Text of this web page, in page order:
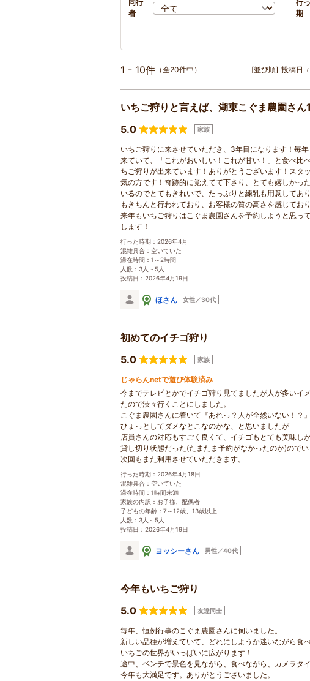
同行
者
行
期
1 - 10件 （全20件中） [並び順] 投稿日 （
いちご狩りと言えば、湖東こぐま農園さん
5.0
家族
いちご狩りに来させていただき、3年目になります！毎
来ていて、「これがおいしい！これが甘い！」と食べ比
ちご狩りが出来ています！ありがとうございます！スタ
気の方です！奇跡的に覚えてて下さり、とても嬉しかっ
いるのでとてもきれいで、たっぷりと練乳も用意してあ
もきちんと行われており、お客様の質の高さを感じてお
来年もいちご狩りはこぐま農園さんを予約しようと思っ
します！
行った時期：2026年4月
混雑具合：空いていた
滞在時間：1～2時間
人数：3人～5人
投稿日：2026年4月19日
ほさん 女性／30代
初めてのイチゴ狩り
5.0
家族
じゃらんnetで遊び体験済み
今までテレビとかでイチゴ狩り見てましたが人が多いイ
たので渋々行くことにしました。
こぐま農園さんに着いて『あれっ？人が全然いない！？』
ひょっとしてダメなとこなのかな、と思いましたが
店員さんの対応もすごく良くて、イチゴもとても美味しか
貸し切り状態だった(たまたま予約がなかったのか)ので
次回もまた利用させていただきます。
行った時期：2026年4月18日
混雑具合：空いていた
滞在時間：1時間未満
家族の内訳：お子様、配偶者
子どもの年齢：7～12歳、13歳以上
人数：3人～5人
投稿日：2026年4月19日
ヨッシーさん 男性／40代
今年もいちご狩り
5.0
友達同士
毎年、恒例行事のこぐま農園さんに伺いました。
新しい品種が増えていて、どれにしようか迷いながら食
いちごの世界がいっぱいに広がります！
途中、ベンチで景色を見ながら、食べながら、カメラタイ
今年も大満足です。ありがとうございました。